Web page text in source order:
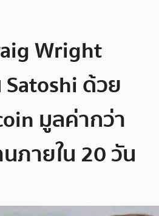
Wright
ด้วย
มูลค่ากว่า
ภายใน 20 วัน